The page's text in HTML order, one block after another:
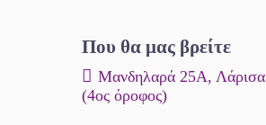
Που θα μας βρείτε
Μανδηλαρά 25Α, Λάρισα
(4ος όροφος)